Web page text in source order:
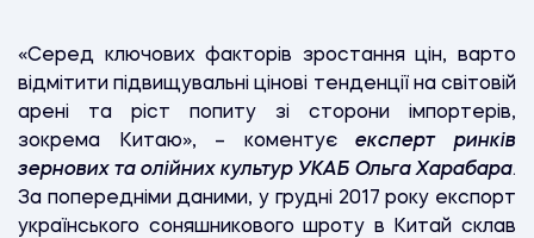
«Серед ключових факторів зростання цін, варто
відмітити підвищувальні цінові тенденції на світовій
арені та ріст попиту зі сторони імпортерів,
зокрема Китаю», – коментуєексперт ринків
зернових та олійних культур УКАБ Ольга Харабара.
За попередніми даними, у грудні 2017 року експорт
українського соняшникового шроту в Китай склав